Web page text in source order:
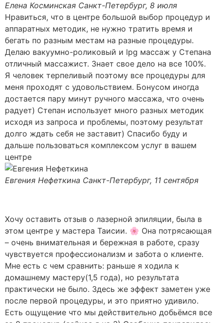
Елена Косминская Санкт-Петербург, 8 июля
Нравиться, что в центре большой выбор процедур и
аппаратных методик, не нужно тратить время и
бегать по разным местам на разные процедуры.
Делаю вакуумно-роликовый и lpg массаж у Степана
отличный массажист. Знает свое дело на все 100%.
Я человек терпеливый поэтому все процедуры для
меня проходят с удовольствием. Бонусом иногда
достается пару минут ручного массажа, что очень
радует) Степан использует много разных методик
исходя из запроса и проблемы, поэтому результат
долго ждать себя не заставит) Спасибо буду и
дальше пользоваться комплексом услуг в вашем
центре
Евгения Нефеткина Санкт-Петербург, 11 сентября
Хочу оставить отзыв о лазерной эпиляции, была в
этом центре у мастера Таисии. 🌸 Она потрясающая
– очень внимательная и бережная в работе, сразу
чувствуется профессионализм и забота о клиенте.
Мне есть с чем сравнить: раньше я ходила к
домашнему мастеру(1,5 года), но результата
практически не было. Здесь же эффект заметен уже
после первой процедуры, и это приятно удивило.
Есть ощущение что мы действительно добьёмся все